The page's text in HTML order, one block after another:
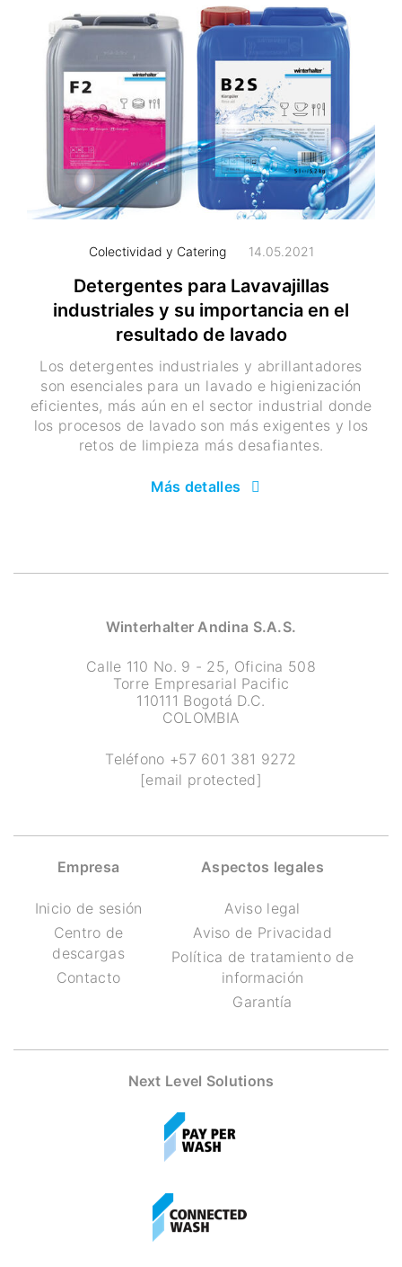
Colectividad y Catering 14.05.2021
Detergentes para Lavavajillas
industriales y su importancia en el
resultado de lavado
Los detergentes industriales y abrillantadores
son esenciales para un lavado e higienización
eficientes, más aún en el sector industrial donde
los procesos de lavado son más exigentes y los
retos de limpieza más desafiantes.
Más detalles
Winterhalter Andina S.A.S.
Calle 110 No. 9 - 25, Oficina 508
Torre Empresarial Pacific
110111 Bogotá D.C.
COLOMBIA
Teléfono +57 601 381 9272
[email protected]
Empresa
Inicio de sesión
Centro de
descargas
Contacto
Aspectos legales
Aviso legal
Aviso de Privacidad
Política de tratamiento de
información
Garantía
Next Level Solutions